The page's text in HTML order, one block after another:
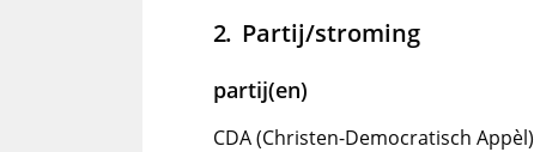
Partij/stroming
partij(en)
CDA (Christen-Democratisch Appèl)